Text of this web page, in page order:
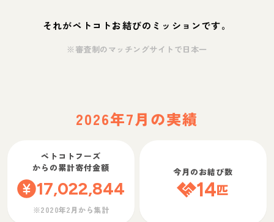
それがペトコトお結びのミッションです。
※審査制のマッチングサイトで日本一
2026年7月の実績
ペトコトフーズ
からの累計寄付金額
17,022,844
※2020年2月から集計
今月のお結び数
14匹